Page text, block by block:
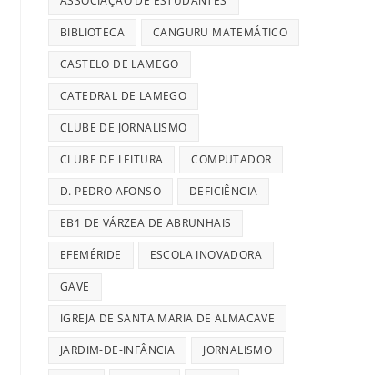
BIBLIOTECA CANGURU MATEMÁTICO
CASTELO DE LAMEGO
CATEDRAL DE LAMEGO
CLUBE DE JORNALISMO
CLUBE DE LEITURA COMPUTADOR
D. PEDRO AFONSO DEFICIÊNCIA
EB1 DE VÁRZEA DE ABRUNHAIS
EFEMÉRIDE ESCOLA INOVADORA
GAVE
IGREJA DE SANTA MARIA DE ALMACAVE
JARDIM-DE-INFÂNCIA JORNALISMO